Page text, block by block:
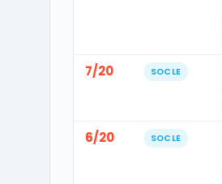
7/20 SOCLE
6/20 SOCLE